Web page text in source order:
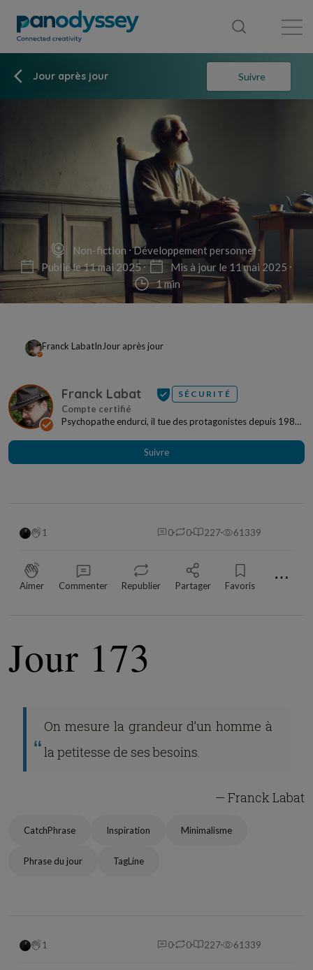
Jour après jour Suivre
Non-fiction
Développement personnel
Publié le 11 mai 2025
Mis à jour le 11 mai 2025
1 min
Franck LabatIn Jour après jour
Franck Labat SÉCURITÉ
Psychopathe endurci, il tue des protagonistes depuis 1989.
Suivre
1 0 0 227 61339
Aimer Commenter Republier Partager Favoris ⋯
Jour 173
On mesure la grandeur d’un homme à
la petitesse de ses besoins.
— Franck Labat
CatchPhrase Inspiration Minimalisme
Phrase du jour TagLine
1 0 0 227 61339